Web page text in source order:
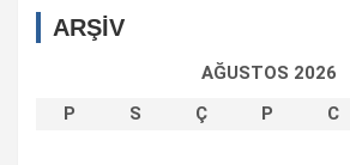
ARŞİV
AĞUSTOS 2026
P
S Ç P C